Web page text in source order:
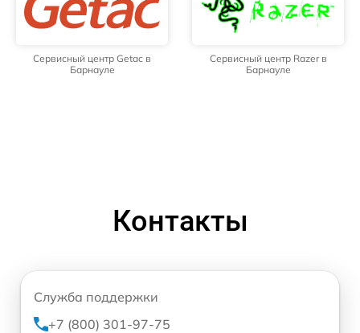
Сервисный центр Getac в
Барнауле
Сервисный центр Razer в
Барнауле
Контакты
Служба поддержки
+7 (800) 301-97-75